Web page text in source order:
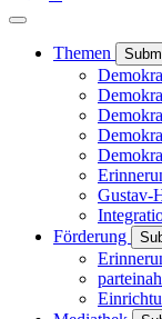
Themen
Gustav-
Förderung